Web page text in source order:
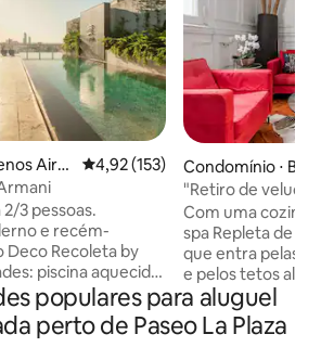
Aire
4,92 de uma avaliação média de
4,92 (153)
3 pessoas.
e recém-
Deco Recoleta by
sauna seca
sala de massagem,
Condomínio ⋅
"Retiro de veludo
banheira de spa"
Com uma
spa Repleta de luz natural abundante
que entra pelas
e pelos tetos
inspiração
XX é definida por
clássicos e pisos
populares para aluguel
perto de Paseo La Plaza